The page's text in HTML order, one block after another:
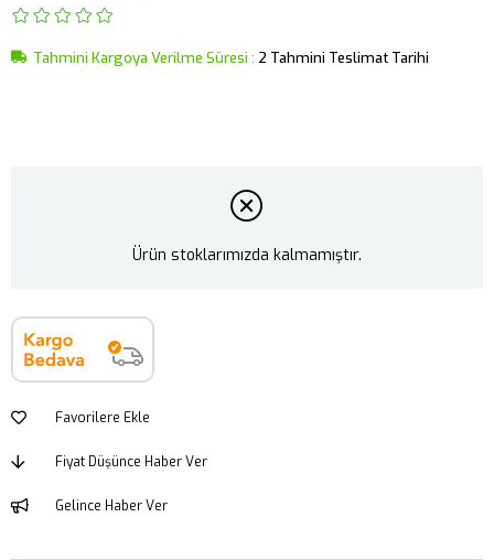
Tahmini Kargoya Verilme Süresi : 2 Tahmini Teslimat Tarihi
Ürün stoklarımızda kalmamıştır.
Favorilere Ekle
Fiyat Düşünce Haber Ver
Gelince Haber Ver